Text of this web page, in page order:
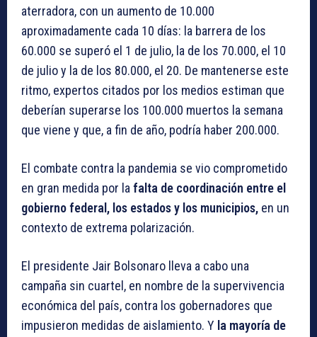
aterradora, con un aumento de 10.000
aproximadamente cada 10 días: la barrera de los
60.000 se superó el 1 de julio, la de los 70.000, el 10
de julio y la de los 80.000, el 20. De mantenerse este
ritmo, expertos citados por los medios estiman que
deberían superarse los 100.000 muertos la semana
que viene y que, a fin de año, podría haber 200.000.
El combate contra la pandemia se vio comprometido
en gran medida por la falta de coordinación entre el
gobierno federal, los estados y los municipios, en un
contexto de extrema polarización.
El presidente Jair Bolsonaro lleva a cabo una
campaña sin cuartel, en nombre de la supervivencia
económica del país, contra los gobernadores que
impusieron medidas de aislamiento. Y la mayoría de